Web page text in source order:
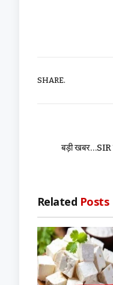
SHARE.
बड़ी खबर…SIR
Related Posts